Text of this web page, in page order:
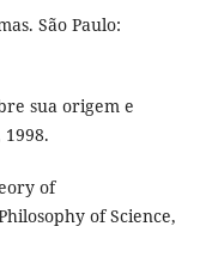
São Paulo:
sua origem e
of
of Science,